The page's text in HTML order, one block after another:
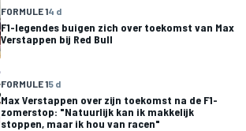
FORMULE 14 d
F1-legendes buigen zich over toekomst van Max
Verstappen bij Red Bull
FORMULE 15 d
Max Verstappen over zijn toekomst na de F1-
zomerstop: "Natuurlijk kan ik makkelijk
stoppen, maar ik hou van racen"